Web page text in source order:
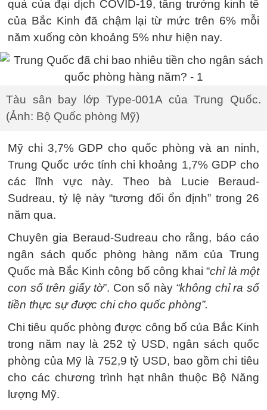
quả của đại dịch COVID-19, tăng trưởng kinh tế
của Bắc Kinh đã chậm lại từ mức trên 6% mỗi
năm xuống còn khoảng 5% như hiện nay.
Tàu sân bay lớp Type-001A của Trung Quốc.
(Ảnh: Bộ Quốc phòng Mỹ)
Mỹ chi 3,7% GDP cho quốc phòng và an ninh,
Trung Quốc ước tính chi khoảng 1,7% GDP cho
các lĩnh vực này. Theo bà Lucie Beraud-
Sudreau, tỷ lệ này “tương đối ổn định” trong 26
năm qua.
Chuyên gia Beraud-Sudreau cho rằng, báo cáo
ngân sách quốc phòng hàng năm của Trung
Quốc mà Bắc Kinh công bố công khai “chỉ là một
con số trên giấy tờ”. Con số này “không chỉ ra số
tiền thực sự được chi cho quốc phòng”.
Chi tiêu quốc phòng được công bố của Bắc Kinh
trong năm nay là 252 tỷ USD, ngân sách quốc
phòng của Mỹ là 752,9 tỷ USD, bao gồm chi tiêu
cho các chương trình hạt nhân thuộc Bộ Năng
lượng Mỹ.